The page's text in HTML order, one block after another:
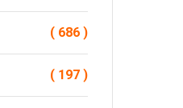
( 686 )
( 197 )